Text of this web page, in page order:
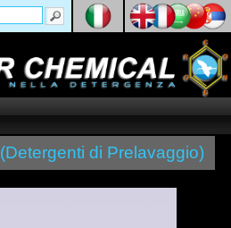
(Detergenti di Prelavaggio)